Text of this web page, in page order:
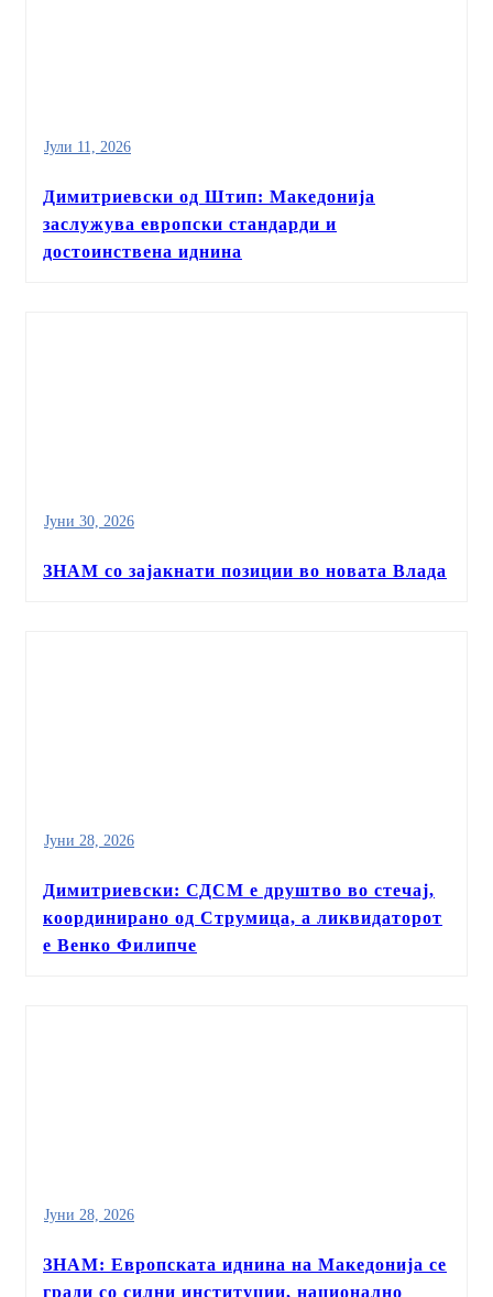
Јули 11, 2026
Димитриевски од Штип: Македонија
заслужува европски стандарди и
достоинствена иднина
Јуни 30, 2026
ЗНАМ со зајакнати позиции во новата Влада
Јуни 28, 2026
Димитриевски: СДСМ е друштво во стечај,
координирано од Струмица, а ликвидаторот
е Венко Филипче
Јуни 28, 2026
ЗНАМ: Европската иднина на Македонија се
гради со силни институции, национално